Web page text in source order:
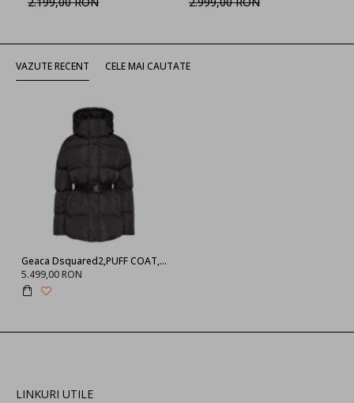
VAZUTE RECENT CELE MAI CAUTATE
Geaca Dsquared2,PUFF COAT,Black
5.499,00 RON
LINKURI UTILE